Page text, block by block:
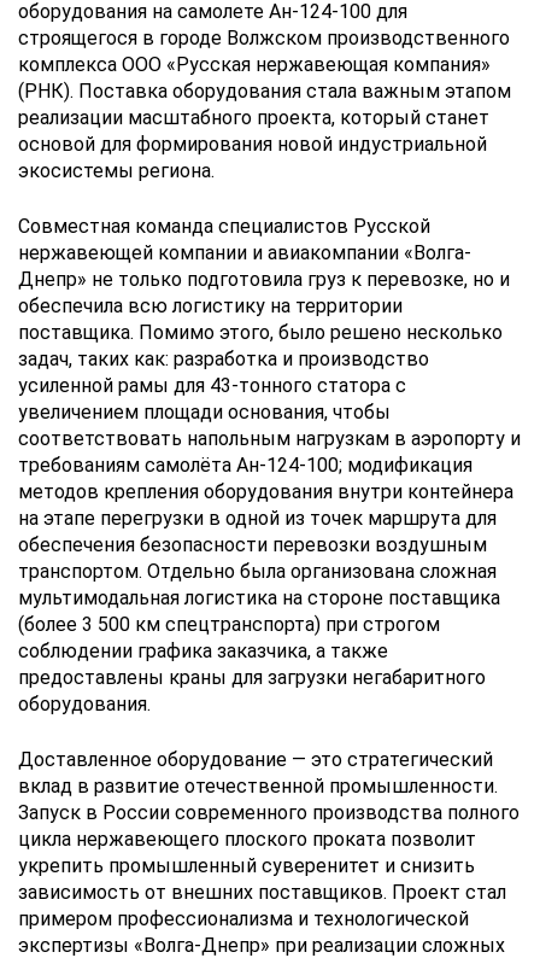
оборудования на самолете Ан-124-100 для
строящегося в городе Волжском производственного
комплекса ООО «Русская нержавеющая компания»
(РНК). Поставка оборудования стала важным этапом
реализации масштабного проекта, который станет
основой для формирования новой индустриальной
экосистемы региона.
Совместная команда специалистов Русской
нержавеющей компании и авиакомпании «Волга-
Днепр» не только подготовила груз к перевозке, но и
обеспечила всю логистику на территории
поставщика. Помимо этого, было решено несколько
задач, таких как: разработка и производство
усиленной рамы для 43-тонного статора с
увеличением площади основания, чтобы
соответствовать напольным нагрузкам в аэропорту и
требованиям самолёта Ан-124-100; модификация
методов крепления оборудования внутри контейнера
на этапе перегрузки в одной из точек маршрута для
обеспечения безопасности перевозки воздушным
транспортом. Отдельно была организована сложная
мультимодальная логистика на стороне поставщика
(более 3 500 км спецтранспорта) при строгом
соблюдении графика заказчика, а также
предоставлены краны для загрузки негабаритного
оборудования.
Доставленное оборудование — это стратегический
вклад в развитие отечественной промышленности.
Запуск в России современного производства полного
цикла нержавеющего плоского проката позволит
укрепить промышленный суверенитет и снизить
зависимость от внешних поставщиков. Проект стал
примером профессионализма и технологической
экспертизы «Волга-Днепр» при реализации сложных